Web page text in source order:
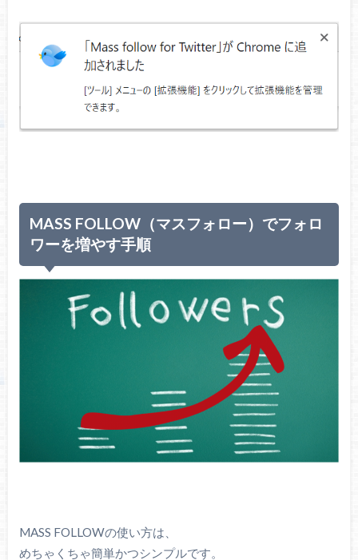
MASS FOLLOW（マスフォロー）でフォロ
ワーを増やす手順
MASS FOLLOWの使い方は、
めちゃくちゃ簡単かつシンプルです。